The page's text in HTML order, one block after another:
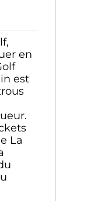
en
est
La